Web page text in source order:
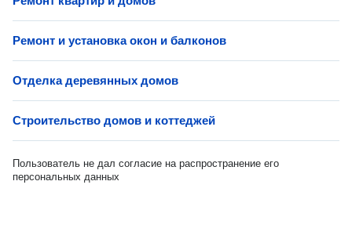
Ремонт и установка окон и балконов
Отделка деревянных домов
Строительство домов и коттеджей
Пользователь не дал согласие на распространение его
персональных данных